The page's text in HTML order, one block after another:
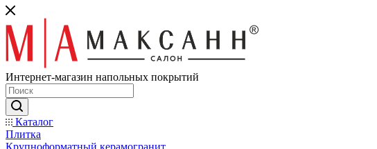
Интернет-магазин напольных покрытий
Каталог
Плитка
Крупноформатный керамогранит